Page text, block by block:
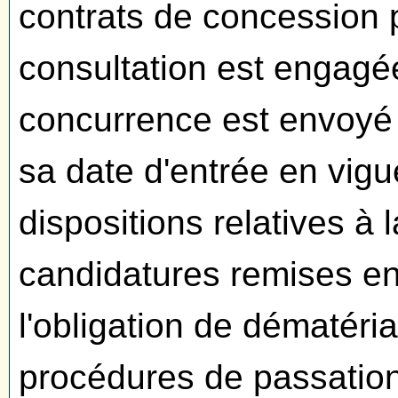
contrats de concession
consultation est
concurrence est
sa date d'entrée en
dispositions relatives à
candidatures remises
l'obligation de
procédures de